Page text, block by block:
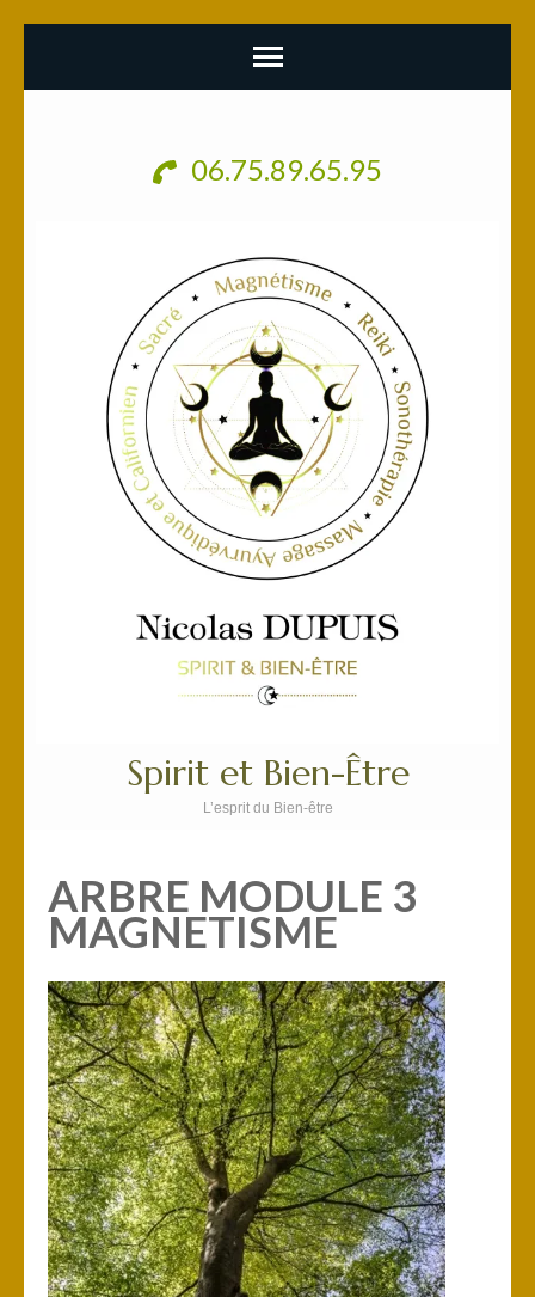
06.75.89.65.95
Spirit et Bien-Être
L’esprit du Bien-être
ARBRE MODULE 3
MAGNETISME